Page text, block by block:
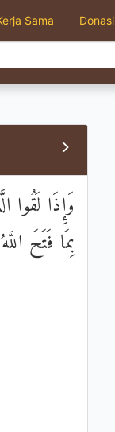
Sama Donasi
وَإِذَا لَقُوا
بِمَا فَتَحَ